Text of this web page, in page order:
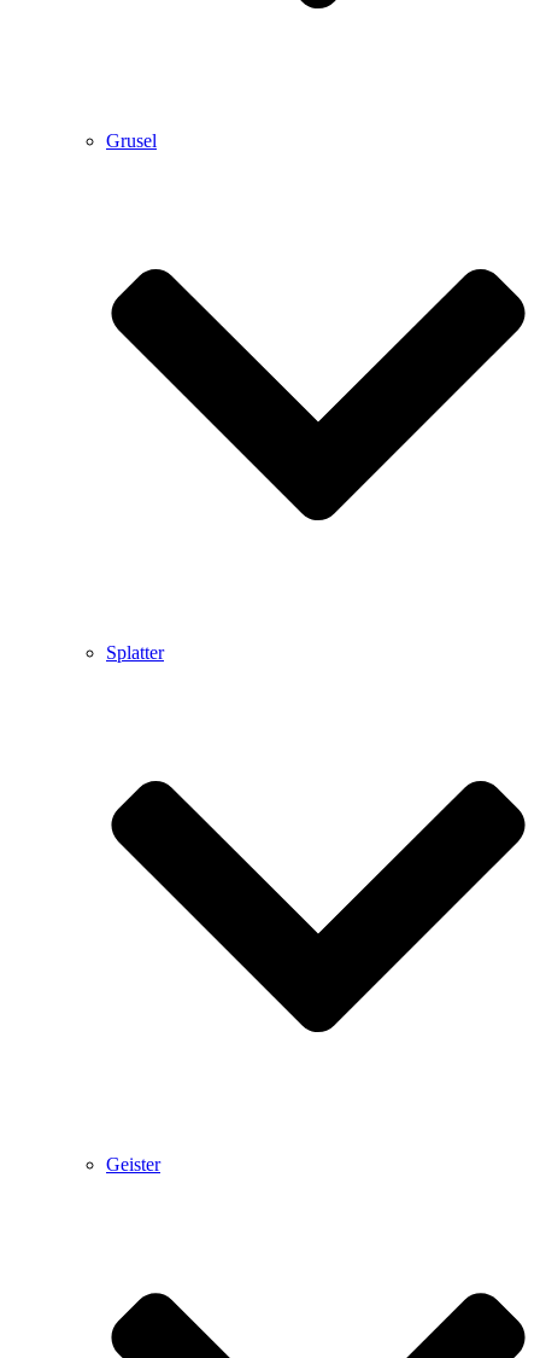
Grusel
Splatter
Geister